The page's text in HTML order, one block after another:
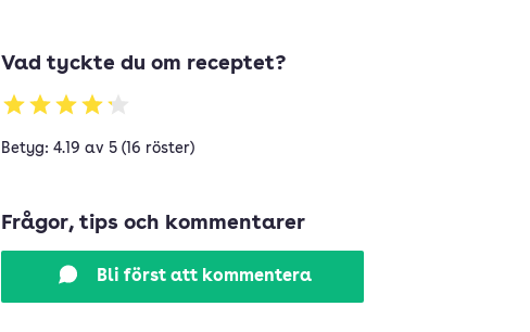
Vad tyckte du om receptet?
Betyg: 4.19 av 5 (16 röster)
Frågor, tips och kommentarer
Bli först att kommentera